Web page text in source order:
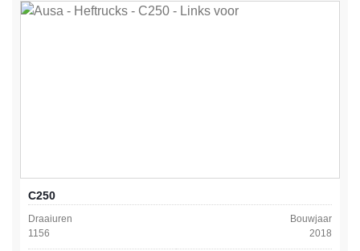
C250
Draaiuren
1156
Bouwjaar
2018